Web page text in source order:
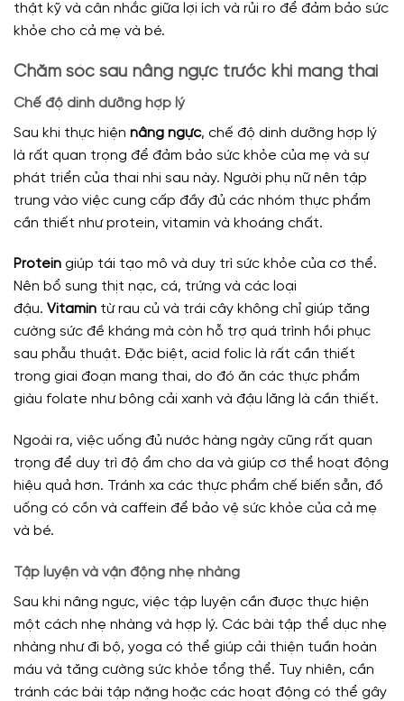
thật kỹ và cân nhắc giữa lợi ích và rủi ro để đảm bảo sức
khỏe cho cả mẹ và bé.
Chăm sóc sau nâng ngực trước khi mang thai
Chế độ dinh dưỡng hợp lý
Sau khi thực hiện nâng ngực, chế độ dinh dưỡng hợp lý
là rất quan trọng để đảm bảo sức khỏe của mẹ và sự
phát triển của thai nhi sau này. Người phụ nữ nên tập
trung vào việc cung cấp đầy đủ các nhóm thực phẩm
cần thiết như protein, vitamin và khoáng chất.
Protein giúp tái tạo mô và duy trì sức khỏe của cơ thể.
Nên bổ sung thịt nạc, cá, trứng và các loại
đậu. Vitamin từ rau củ và trái cây không chỉ giúp tăng
cường sức đề kháng mà còn hỗ trợ quá trình hồi phục
sau phẫu thuật. Đặc biệt, acid folic là rất cần thiết
trong giai đoạn mang thai, do đó ăn các thực phẩm
giàu folate như bông cải xanh và đậu lăng là cần thiết.
Ngoài ra, việc uống đủ nước hàng ngày cũng rất quan
trọng để duy trì độ ẩm cho da và giúp cơ thể hoạt động
hiệu quả hơn. Tránh xa các thực phẩm chế biến sẵn, đồ
uống có cồn và caffein để bảo vệ sức khỏe của cả mẹ
và bé.
Tập luyện và vận động nhẹ nhàng
Sau khi nâng ngực, việc tập luyện cần được thực hiện
một cách nhẹ nhàng và hợp lý. Các bài tập thể dục nhẹ
nhàng như đi bộ, yoga có thể giúp cải thiện tuần hoàn
máu và tăng cường sức khỏe tổng thể. Tuy nhiên, cần
tránh các bài tập nặng hoặc các hoạt động có thể gây